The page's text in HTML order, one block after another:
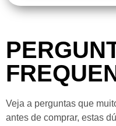
Veja a perguntas que
antes de comprar, estas